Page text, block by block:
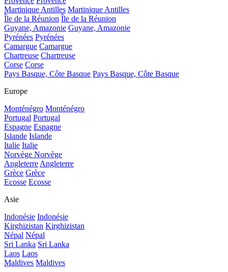
Martinique Antilles Martinique Antilles
Île de la Réunion Île de la Réunion
Guyane, Amazonie Guyane, Amazonie
Pyrénées Pyrénées
Camargue Camargue
Chartreuse Chartreuse
Corse Corse
Pays Basque, Côte Basque Pays Basque, Côte Basque
Europe
Monténégro Monténégro
Portugal Portugal
Espagne Espagne
Islande Islande
Italie Italie
Norvège Norvège
Angleterre Angleterre
Grèce Grèce
Ecosse Ecosse
Asie
Indonésie Indonésie
Kirghizistan Kirghizistan
Népal Népal
Sri Lanka Sri Lanka
Laos Laos
Maldives Maldives